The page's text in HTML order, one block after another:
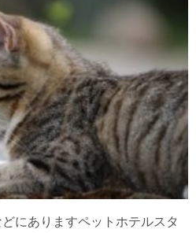
どにありますペットホテルスタ